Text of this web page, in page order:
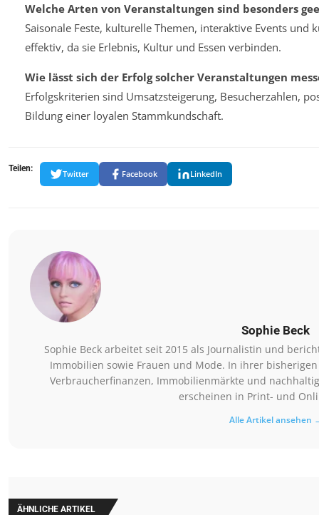
Welche Arten von Veranstaltungen sind besonders
Saisonale Feste, kulturelle Themen, interaktive Events und
effektiv, da sie Erlebnis, Kultur und Essen verbinden.
Wie lässt sich der Erfolg solcher Veranstaltungen
Erfolgskriterien sind Umsatzsteigerung, Besucherzahlen,
Bildung einer loyalen Stammkundschaft.
Teilen:
Twitter Facebook LinkedIn
Sophie Beck
Sophie Beck arbeitet seit 2015 als Journalistin und
Immobilien sowie Frauen und Mode. In ihrer
Verbraucherfinanzen, Immobilienmärkte und
erscheinen in Print- und
Alle Artikel ansehen
ÄHNLICHE ARTIKEL